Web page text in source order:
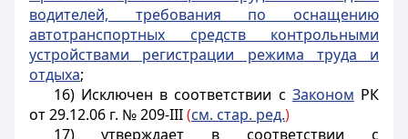
водителей, требования по оснащению
автотранспортных средств контрольными
устройствами регистрации режима труда и
отдыха;
16) Исключен в соответствии с Законом РК
от 29.12.06 г. № 209-III(см. стар. ред.)
17) утверждает в соответствии с